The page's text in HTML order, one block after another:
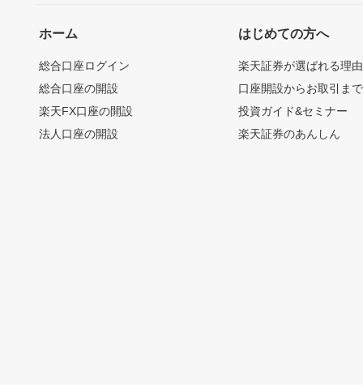
ホーム
総合口座ログイン
総合口座の開設
楽天FX口座の開設
法人口座の開設
はじめての方へ
楽天証券が選ばれる理由
口座開設からお取引ま
投資ガイド&セミナー
楽天証券のあんしん